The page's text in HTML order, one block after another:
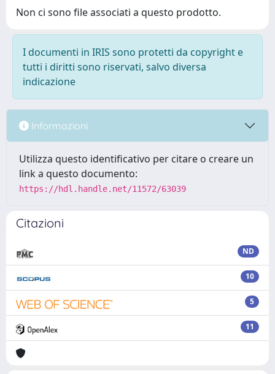
Non ci sono file associati a questo prodotto.
I documenti in IRIS sono protetti da copyright e
tutti i diritti sono riservati, salvo diversa
indicazione
Informazioni
Utilizza questo identificativo per citare o creare un
link a questo documento:
https://hdl.handle.net/11572/63039
Citazioni
ND
10
5
11